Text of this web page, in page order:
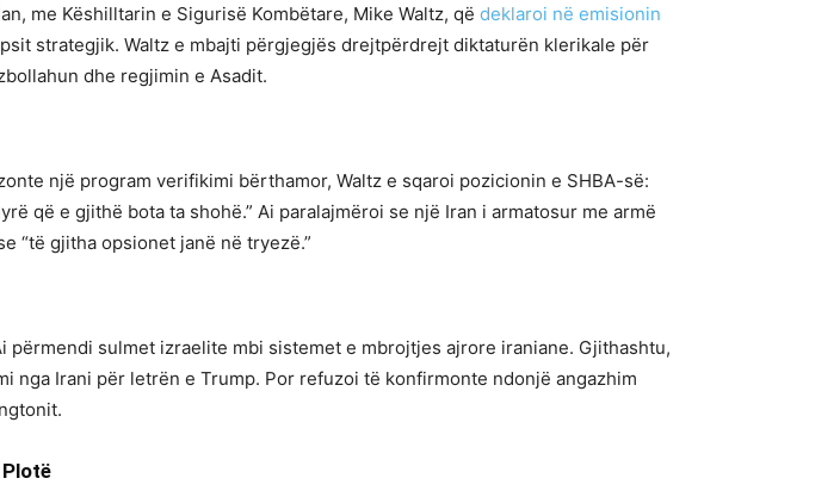
me Këshilltarin e Sigurisë Kombëtare, Mike Waltz, që deklaroi në emisionin
strategjik. Waltz e mbajti përgjegjës drejtpërdrejt diktaturën klerikale për
dhe regjimin e Asadit.
një program verifikimi bërthamor, Waltz e sqaroi pozicionin e SHBA-së:
që e gjithë bota ta shohë.” Ai paralajmëroi se një Iran i armatosur me armë
“të gjitha opsionet janë në tryezë.”
përmendi sulmet izraelite mbi sistemet e mbrojtjes ajrore iraniane. Gjithashtu,
Irani për letrën e Trump. Por refuzoi të konfirmonte ndonjë angazhim